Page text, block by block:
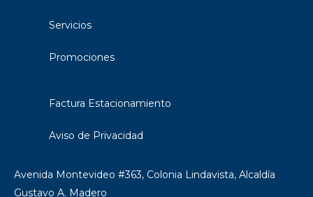
Servicios
Promociones
Factura Estacionamiento
Aviso de Privacidad
Avenida Montevideo #363, Colonia Lindavista, Alcaldía
Gustavo A. Madero